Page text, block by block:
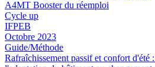
A4MT Booster du réemploi
Cycle up
IFPEB
Octobre 2023
Guide/Méthode
Rafraîchissement passif et confort d'été